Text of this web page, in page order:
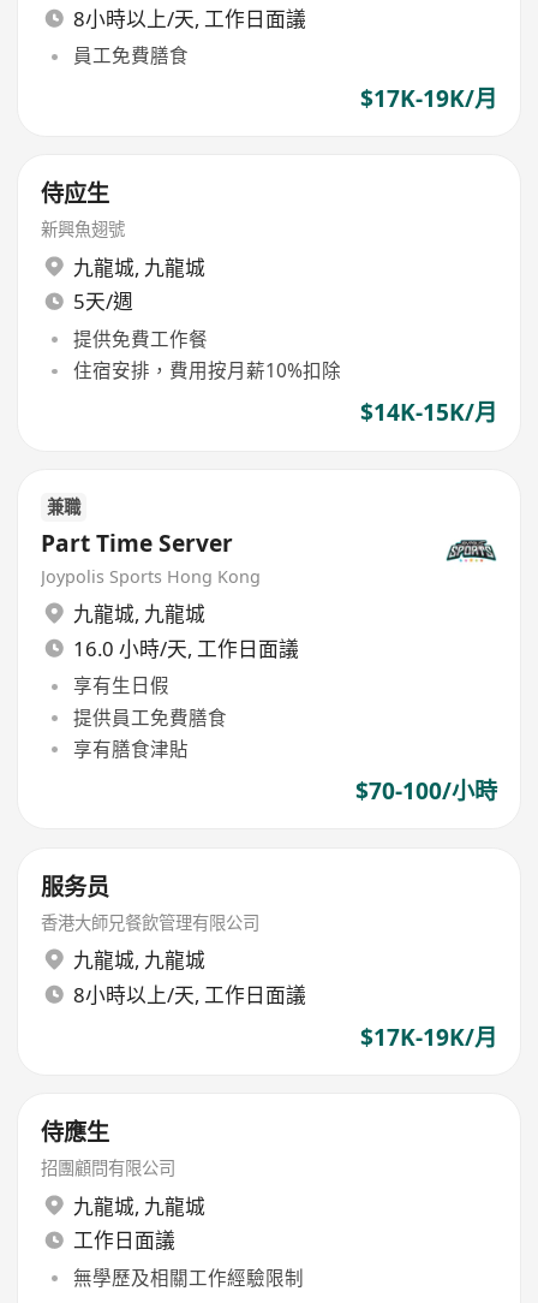
8小時以上/天, 工作日面議
員工免費膳食
$17K-19K/月
侍应生
新興魚翅號
九龍城, 九龍城
5天/週
提供免費工作餐
住宿安排，費用按月薪10%扣除
$14K-15K/月
兼職
Part Time Server
Joypolis Sports Hong Kong
九龍城, 九龍城
16.0 小時/天, 工作日面議
享有生日假
提供員工免費膳食
享有膳食津貼
$70-100/小時
服务员
香港大師兄餐飲管理有限公司
九龍城, 九龍城
8小時以上/天, 工作日面議
$17K-19K/月
侍應生
招團顧問有限公司
九龍城, 九龍城
工作日面議
無學歷及相關工作經驗限制